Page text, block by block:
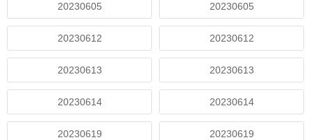
20230605 20230605
20230612 20230612
20230613 20230613
20230614 20230614
20230619 20230619